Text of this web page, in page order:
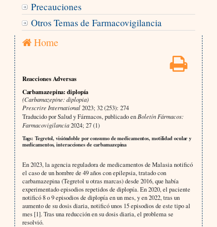
Precauciones
Otros Temas de Farmacovigilancia
Home
Reacciones Adversas
Carbamazepina: diplopía
(Carbamazepine: diplopia)
Prescrire International2023; 32 (253): 274
Traducido por Salud y Fármacos, publicado en Boletín Fármacos:
Farmacovigilancia2024; 27 (1)
Tags: Tegretol, visióndoble por consumo de medicamentos, motilidad ocular y
medicamentos, interacciones de carbamazepina
En 2023, la agencia reguladora de medicamentos de Malasia notificó
el caso de un hombre de 49 años con epilepsia, tratado con
carbamazepina (Tegretol u otras marcas) desde 2016, que había
experimentado episodios repetidos de diplopía. En 2020, el paciente
notificó 8 o 9 episodios de diplopía en un mes, y en 2022, tras un
aumento de su dosis diaria, notificó unos 15 episodios de este tipo al
mes [1]. Tras una reducción en su dosis diaria, el problema se
resolvió.